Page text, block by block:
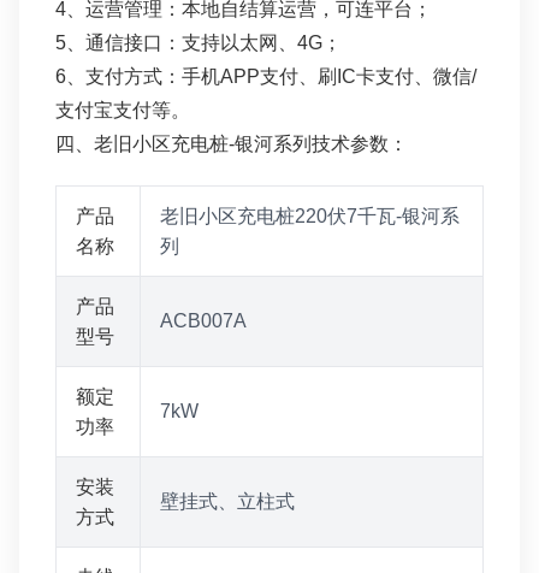
4、运营管理：本地自结算运营，可连平台；
5、通信接口：支持以太网、4G；
6、支付方式：手机APP支付、刷IC卡支付、微信/
支付宝支付等。
四、老旧小区充电桩-银河系列技术参数：
产品
名称
老旧小区充电桩220伏7千瓦-银河系
列
产品
型号
ACB007A
额定
功率
7kW
安装
方式
壁挂式、立柱式